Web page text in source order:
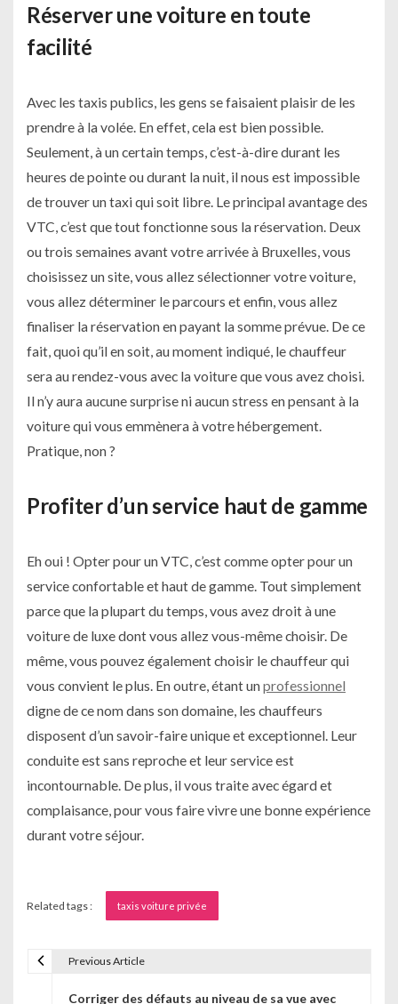
Réserver une voiture en toute
facilité
Avec les taxis publics, les gens se faisaient plaisir de les
prendre à la volée. En effet, cela est bien possible.
Seulement, à un certain temps, c’est-à-dire durant les
heures de pointe ou durant la nuit, il nous est impossible
de trouver un taxi qui soit libre. Le principal avantage des
VTC, c’est que tout fonctionne sous la réservation. Deux
ou trois semaines avant votre arrivée à Bruxelles, vous
choisissez un site, vous allez sélectionner votre voiture,
vous allez déterminer le parcours et enfin, vous allez
finaliser la réservation en payant la somme prévue. De ce
fait, quoi qu’il en soit, au moment indiqué, le chauffeur
sera au rendez-vous avec la voiture que vous avez choisi.
Il n’y aura aucune surprise ni aucun stress en pensant à la
voiture qui vous emmènera à votre hébergement.
Pratique, non ?
Profiter d’un service haut de gamme
Eh oui ! Opter pour un VTC, c’est comme opter pour un
service confortable et haut de gamme. Tout simplement
parce que la plupart du temps, vous avez droit à une
voiture de luxe dont vous allez vous-même choisir. De
même, vous pouvez également choisir le chauffeur qui
vous convient le plus. En outre, étant unprofessionnel
digne de ce nom dans son domaine, les chauffeurs
disposent d’un savoir-faire unique et exceptionnel. Leur
conduite est sans reproche et leur service est
incontournable. De plus, il vous traite avec égard et
complaisance, pour vous faire vivre une bonne expérience
durant votre séjour.
Related tags : taxis voiture privée
Previous Article
Corriger des défauts au niveau de sa vue avec